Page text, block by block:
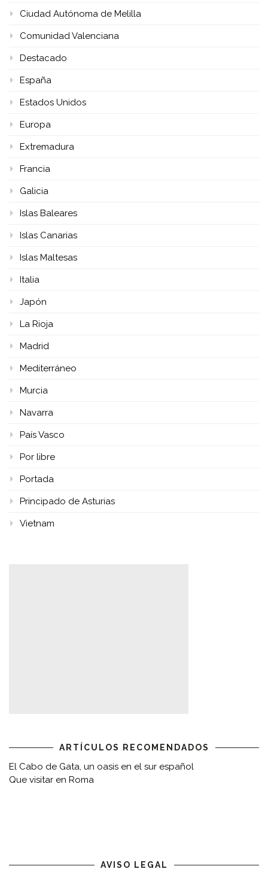
Ciudad Autónoma de Melilla
Comunidad Valenciana
Destacado
España
Estados Unidos
Europa
Extremadura
Francia
Galicia
Islas Baleares
Islas Canarias
Islas Maltesas
Italia
Japón
La Rioja
Madrid
Mediterráneo
Murcia
Navarra
País Vasco
Por libre
Portada
Principado de Asturias
Vietnam
ARTÍCULOS RECOMENDADOS
El Cabo de Gata, un oasis en el sur español
Que visitar en Roma
AVISO LEGAL